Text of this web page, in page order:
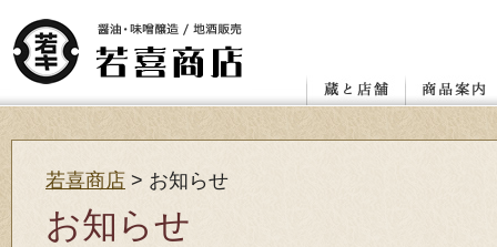
若喜商店 > お知らせ
お知らせ